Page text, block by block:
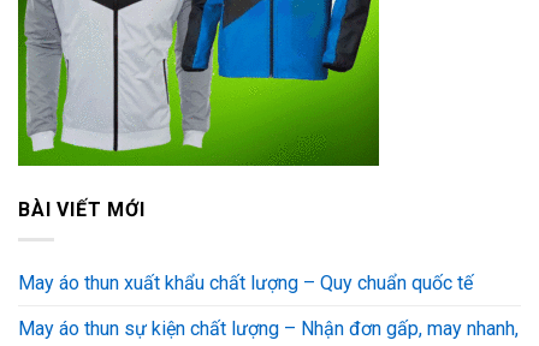
BÀI VIẾT MỚI
May áo thun xuất khẩu chất lượng – Quy chuẩn quốc tế
May áo thun sự kiện chất lượng – Nhận đơn gấp, may nhanh,